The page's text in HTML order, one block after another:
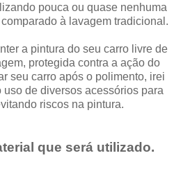
pouca ou quase nenhuma
à lavagem tradicional.
a pintura do seu carro livre de
protegida contra a ação do
seu carro após o polimento, irei
uso de diversos acessórios para
riscos na pintura.
que será utilizado.